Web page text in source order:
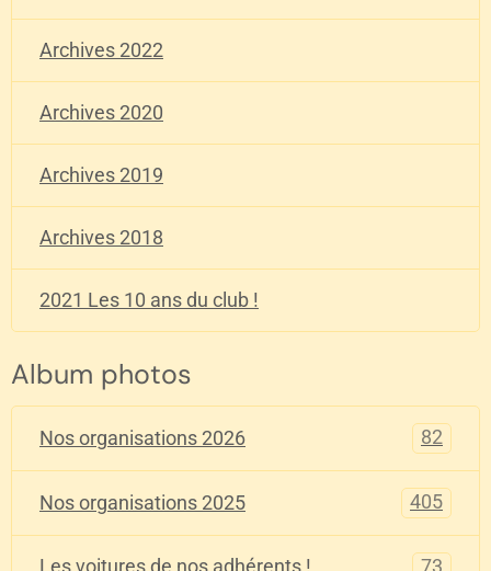
Archives 2022
Archives 2020
Archives 2019
Archives 2018
2021 Les 10 ans du club !
Album photos
Nos organisations 2026 82
Nos organisations 2025 405
73